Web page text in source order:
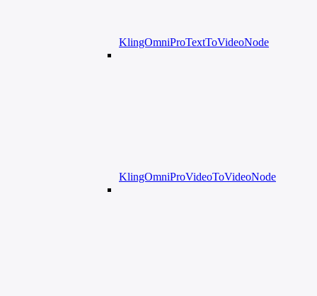
KlingOmniProTextToVideoNode
KlingOmniProVideoToVideoNode